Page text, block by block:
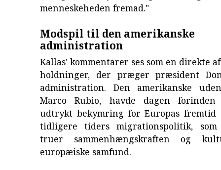
menneskeheden fremad."
Modspil til den amerikanske
administration
Kallas' kommentarer ses som en direkte
holdninger, der præger præsident
administration. Den amerikanske
Marco Rubio, havde dagen
udtrykt bekymring for Europas
tidligere tiders migrationspolitik,
truer sammenhængskraften og
europæiske samfund.